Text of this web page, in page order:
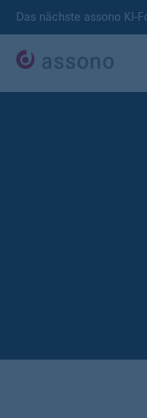
Das nächste assono